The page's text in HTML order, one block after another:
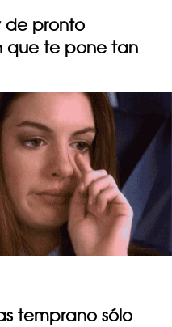
de pronto
que te pone tan
temprano sólo